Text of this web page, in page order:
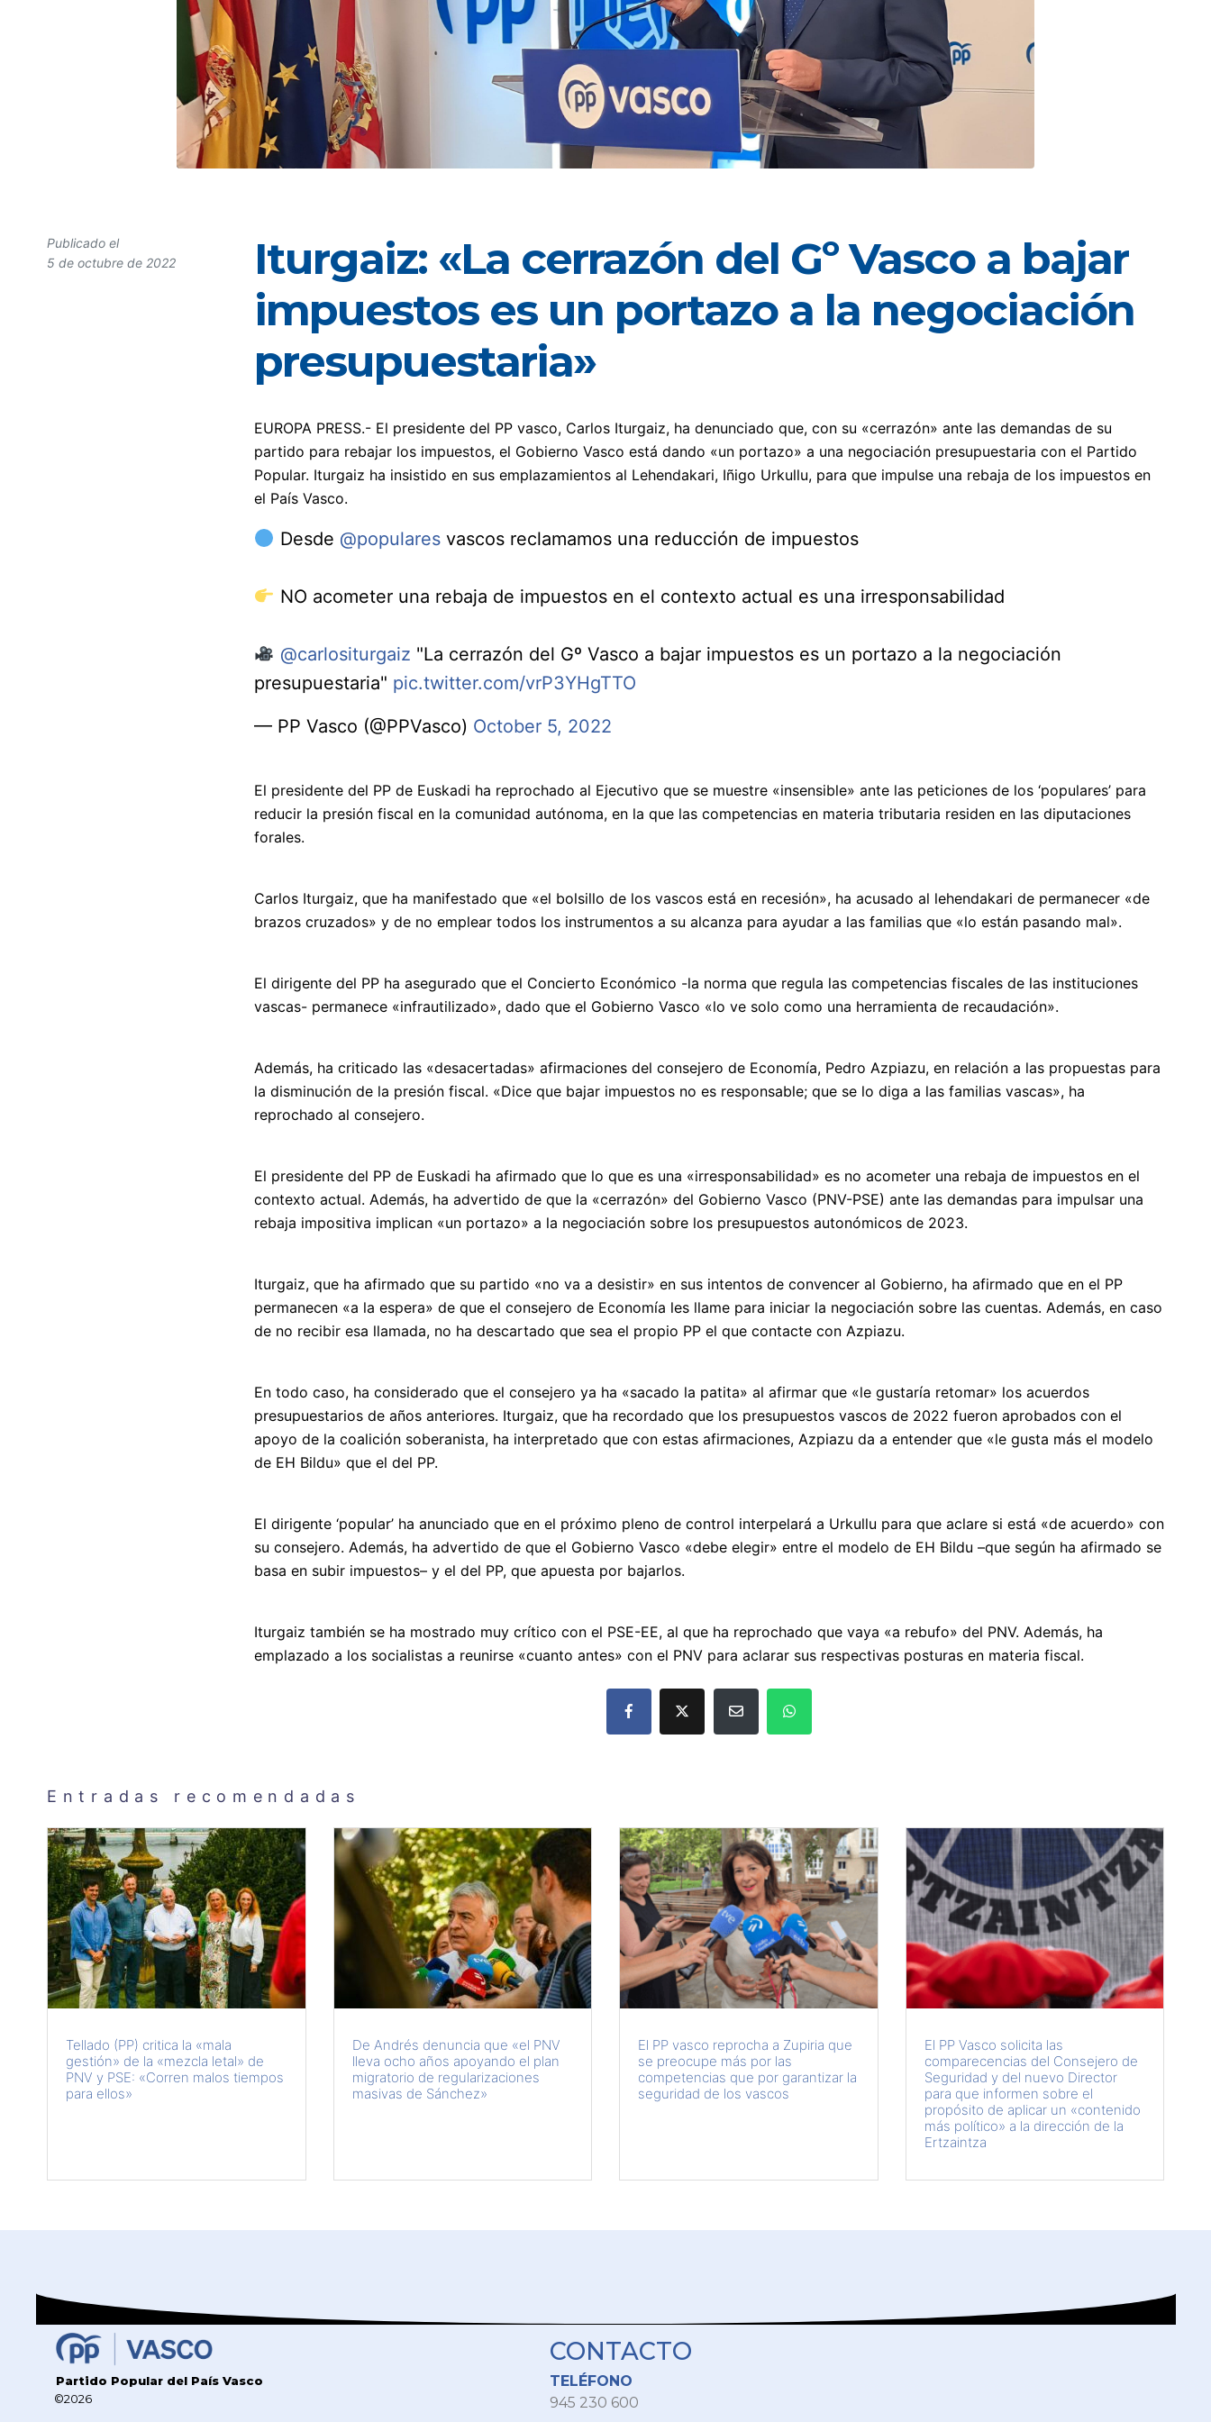
Publicado el
5 de octubre de 2022
Iturgaiz: «La cerrazón del Gº Vasco a bajar
impuestos es un portazo a la negociación
presupuestaria»
EUROPA PRESS.- El presidente del PP vasco, Carlos Iturgaiz, ha denunciado que, con su «cerrazón» ante las demandas de su
partido para rebajar los impuestos, el Gobierno Vasco está dando «un portazo» a una negociación presupuestaria con el Partido
Popular. Iturgaiz ha insistido en sus emplazamientos al Lehendakari, Iñigo Urkullu, para que impulse una rebaja de los impuestos en
el País Vasco.
Desde @popularesvascos reclamamos una reducción de impuestos
NO acometer una rebaja de impuestos en el contexto actual es una irresponsabilidad
@carlositurgaiz "La cerrazón del Gº Vasco a bajar impuestos es un portazo a la negociación
presupuestaria" pic.twitter.com/vrP3YHgTTO
— PP Vasco (@PPVasco) October 5, 2022
El presidente del PP de Euskadi ha reprochado al Ejecutivo que se muestre «insensible» ante las peticiones de los ‘populares’ para
reducir la presión fiscal en la comunidad autónoma, en la que las competencias en materia tributaria residen en las diputaciones
forales.
Carlos Iturgaiz, que ha manifestado que «el bolsillo de los vascos está en recesión», ha acusado al lehendakari de permanecer «de
brazos cruzados» y de no emplear todos los instrumentos a su alcanza para ayudar a las familias que «lo están pasando mal».
El dirigente del PP ha asegurado que el Concierto Económico -la norma que regula las competencias fiscales de las instituciones
vascas- permanece «infrautilizado», dado que el Gobierno Vasco «lo ve solo como una herramienta de recaudación».
Además, ha criticado las «desacertadas» afirmaciones del consejero de Economía, Pedro Azpiazu, en relación a las propuestas para
la disminución de la presión fiscal. «Dice que bajar impuestos no es responsable; que se lo diga a las familias vascas», ha
reprochado al consejero.
El presidente del PP de Euskadi ha afirmado que lo que es una «irresponsabilidad» es no acometer una rebaja de impuestos en el
contexto actual. Además, ha advertido de que la «cerrazón» del Gobierno Vasco (PNV-PSE) ante las demandas para impulsar una
rebaja impositiva implican «un portazo» a la negociación sobre los presupuestos autonómicos de 2023.
Iturgaiz, que ha afirmado que su partido «no va a desistir» en sus intentos de convencer al Gobierno, ha afirmado que en el PP
permanecen «a la espera» de que el consejero de Economía les llame para iniciar la negociación sobre las cuentas. Además, en caso
de no recibir esa llamada, no ha descartado que sea el propio PP el que contacte con Azpiazu.
En todo caso, ha considerado que el consejero ya ha «sacado la patita» al afirmar que «le gustaría retomar» los acuerdos
presupuestarios de años anteriores. Iturgaiz, que ha recordado que los presupuestos vascos de 2022 fueron aprobados con el
apoyo de la coalición soberanista, ha interpretado que con estas afirmaciones, Azpiazu da a entender que «le gusta más el modelo
de EH Bildu» que el del PP.
El dirigente ‘popular’ ha anunciado que en el próximo pleno de control interpelará a Urkullu para que aclare si está «de acuerdo» con
su consejero. Además, ha advertido de que el Gobierno Vasco «debe elegir» entre el modelo de EH Bildu –que según ha afirmado se
basa en subir impuestos– y el del PP, que apuesta por bajarlos.
Iturgaiz también se ha mostrado muy crítico con el PSE-EE, al que ha reprochado que vaya «a rebufo» del PNV. Además, ha
emplazado a los socialistas a reunirse «cuanto antes» con el PNV para aclarar sus respectivas posturas en materia fiscal.
Entradas recomendadas
Tellado (PP) critica la «mala
gestión» de la «mezcla letal» de
PNV y PSE: «Corren malos tiempos
para ellos»
De Andrés denuncia que «el PNV
lleva ocho años apoyando el plan
migratorio de regularizaciones
masivas de Sánchez»
El PP vasco reprocha a Zupiria que
se preocupe más por las
competencias que por garantizar la
seguridad de los vascos
El PP Vasco solicita las
comparecencias del Consejero de
Seguridad y del nuevo Director
para que informen sobre el
propósito de aplicar un «contenido
más político» a la dirección de la
Ertzaintza
Partido Popular del País Vasco
©2026
CONTACTO
TELÉFONO
945 230 600